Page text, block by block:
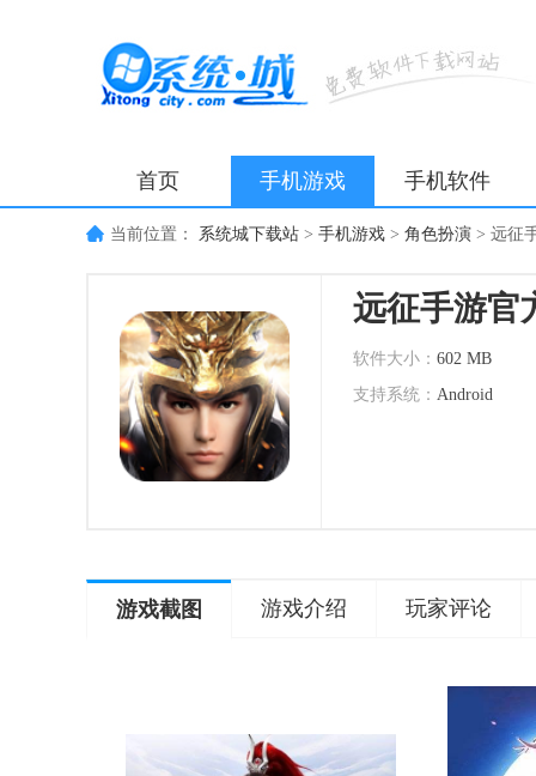
首页 手机游戏 手机软件
当前位置： 系统城下载站 > 手机游戏 > 角色扮演 > 远征
远征手游官
软件大小： 602 MB
支持系统： Android
游戏截图 游戏介绍 玩家评论